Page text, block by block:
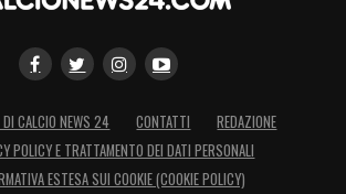
DI CALCIO NEWS 24 CONTATTI
REDAZIONE
POLICY E TRATTAMENTO DEI DATI PERSONALI
ESTESA SUI COOKIE (COOKIE POLICY)